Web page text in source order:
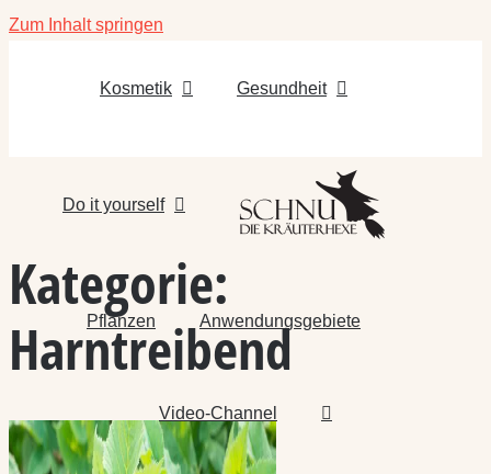
Zum Inhalt springen
Kosmetik Gesundheit
Do it yourself
Pflanzen Anwendungsgebiete
Video-Channel
Kategorie:
Harntreibend